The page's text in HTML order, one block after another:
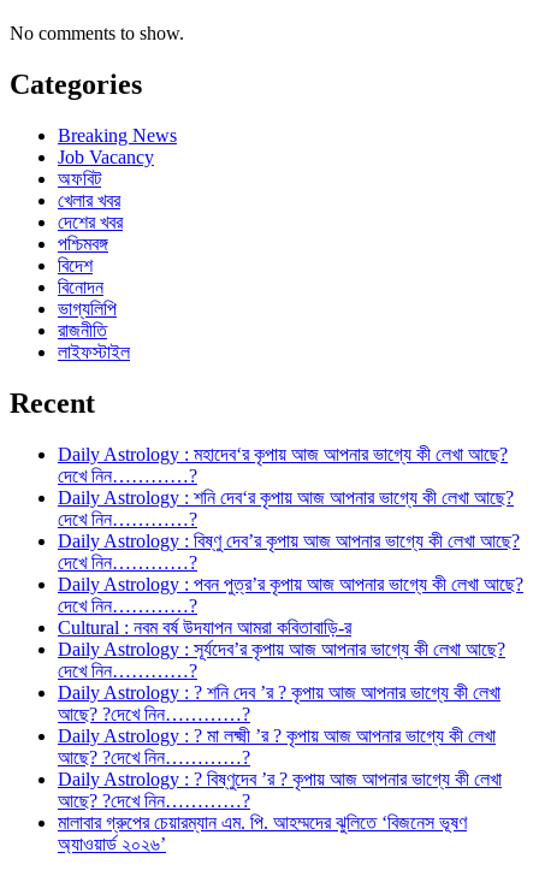
No comments to show.
Categories
Breaking News
Job Vacancy
অফবিট
খেলার খবর
দেশের খবর
পশ্চিমবঙ্গ
বিদেশ
বিনোদন
ভাগ্যলিপি
রাজনীতি
লাইফস্টাইল
Recent
Daily Astrology : মহাদেব‘র কৃপায় আজ আপনার ভাগ্যে কী লেখা আছে?
দেখে নিন…………?
Daily Astrology : শনি দেব‘র কৃপায় আজ আপনার ভাগ্যে কী লেখা আছে?
দেখে নিন…………?
Daily Astrology : বিষ্ণু দেব’র কৃপায় আজ আপনার ভাগ্যে কী লেখা আছে?
দেখে নিন…………?
Daily Astrology : পবন পুত্র’র কৃপায় আজ আপনার ভাগ্যে কী লেখা আছে?
দেখে নিন…………?
Cultural : নবম বর্ষ উদযাপন আমরা কবিতাবাড়ি-র
Daily Astrology : সূর্যদেব’র কৃপায় আজ আপনার ভাগ্যে কী লেখা আছে?
দেখে নিন…………?
Daily Astrology : ? শনি দেব ’র ? কৃপায় আজ আপনার ভাগ্যে কী লেখা
আছে? ?দেখে নিন…………?
Daily Astrology : ? মা লক্ষ্মী ’র ? কৃপায় আজ আপনার ভাগ্যে কী লেখা
আছে? ?দেখে নিন…………?
Daily Astrology : ? বিষ্ণুদেব ’র ? কৃপায় আজ আপনার ভাগ্যে কী লেখা
আছে? ?দেখে নিন…………?
মালাবার গ্রুপের চেয়ারম্যান এম. পি. আহম্মদের ঝুলিতে ‘বিজনেস ভূষণ
অ্যাওয়ার্ড ২০২৬’